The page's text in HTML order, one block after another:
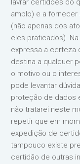
lavrar certidões do
amplo) e a
(não apenas dos
eles praticados).
expressa a certeza
destina a qualquer
o motivo ou o
pode levantar
proteção de dados
não tratarei neste
repetir que em
expedição de
tampouco existe
certidão de outras